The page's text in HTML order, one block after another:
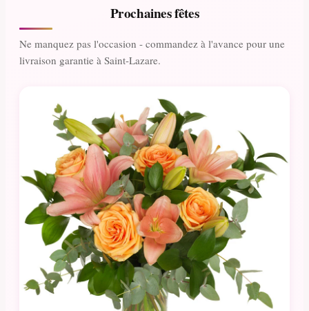
Prochaines fêtes
Ne manquez pas l'occasion - commandez à l'avance pour une
livraison garantie à Saint-Lazare.